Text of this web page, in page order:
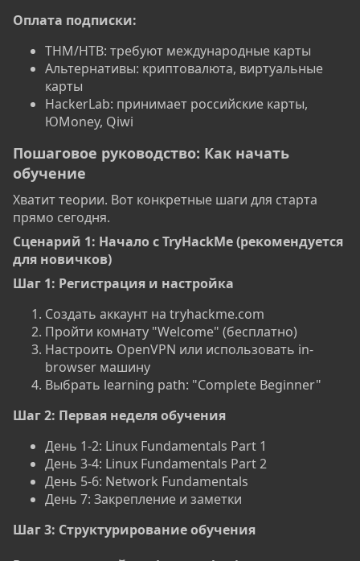
Оплата подписки:
THM/HTB: требуют международные карты
Альтернативы: криптовалюта, виртуальные
карты
HackerLab: принимает российские карты,
ЮMoney, Qiwi
Пошаговое руководство: Как начать
обучение​
Хватит теории. Вот конкретные шаги для старта
прямо сегодня.
Сценарий 1: Начало с TryHackMe (рекомендуется
для новичков)​
Шаг 1: Регистрация и настройка
Создать аккаунт на tryhackme.com
Пройти комнату "Welcome" (бесплатно)
Настроить OpenVPN или использовать in-
browser машину
Выбрать learning path: "Complete Beginner"
Шаг 2: Первая неделя обучения
День 1-2: Linux Fundamentals Part 1
День 3-4: Linux Fundamentals Part 2
День 5-6: Network Fundamentals
День 7: Закрепление и заметки
Шаг 3: Структурирование обучения